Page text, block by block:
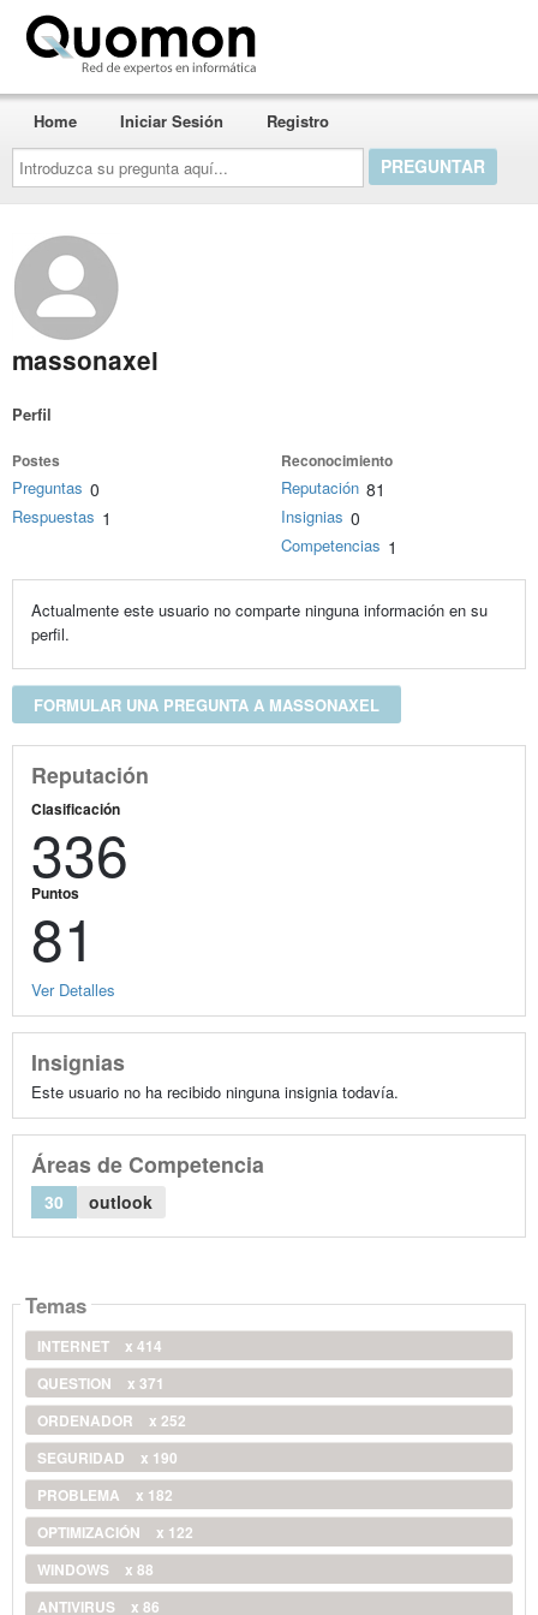
Introduzca
su
pregunta
aquí...
Home Iniciar Sesión Registro
massonaxel
Perfil
Postes
Preguntas 0
Respuestas 1
Reconocimiento
Reputación 81
Insignias 0
Competencias 1
Actualmente este usuario no comparte ninguna información en su
perfil.
FORMULAR UNA PREGUNTA A MASSONAXEL
Reputación
Clasificación
336
Puntos
81
Ver Detalles
Insignias
Este usuario no ha recibido ninguna insignia todavía.
Áreas de Competencia
30 outlook
Temas
INTERNET
x 414
QUESTION
x 371
ORDENADOR
x 252
SEGURIDAD
x 190
PROBLEMA
x 182
OPTIMIZACIÓN
x 122
WINDOWS
x 88
ANTIVIRUS
x 86